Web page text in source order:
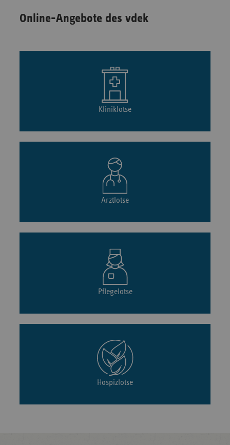
Online-Angebote des vdek
Kliniklotse
Arztlotse
Pflegelotse
Hospizlotse